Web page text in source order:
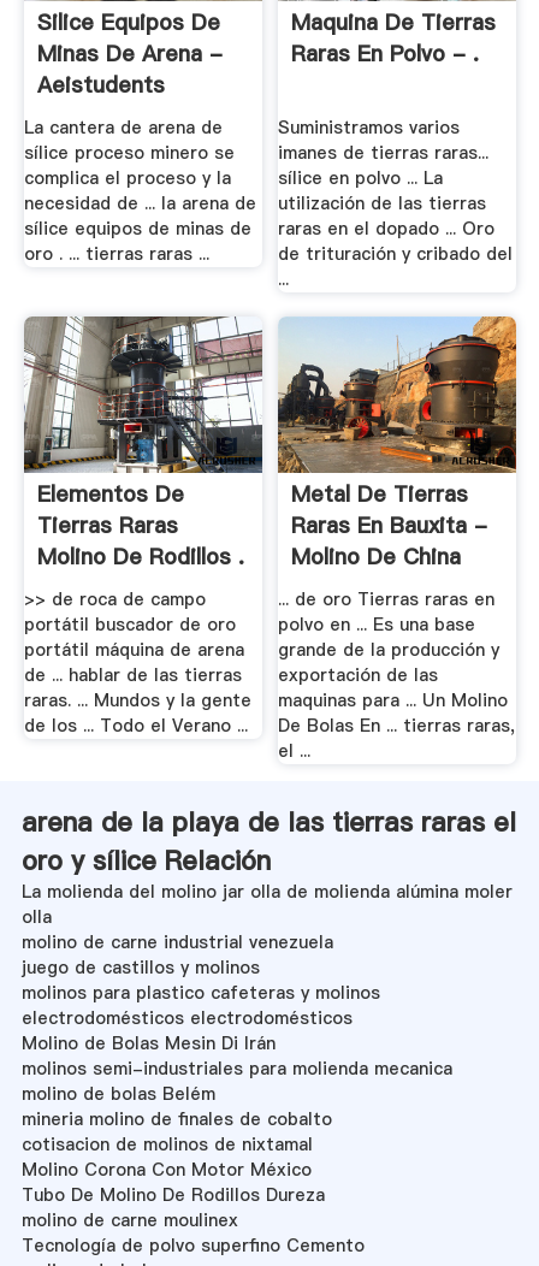
Silice Equipos De
Minas De Arena -
Aeistudents
La cantera de arena de
sílice proceso minero se
complica el proceso y la
necesidad de ... la arena de
sílice equipos de minas de
oro . ... tierras raras ...
Maquina De Tierras
Raras En Polvo - .
Suministramos varios
imanes de tierras raras...
sílice en polvo ... La
utilización de las tierras
raras en el dopado ... Oro
de trituración y cribado del
...
Elementos De
Tierras Raras
Molino De Rodillos .
>> de roca de campo
portátil buscador de oro
portátil máquina de arena
de ... hablar de las tierras
raras. ... Mundos y la gente
de los ... Todo el Verano ...
Metal De Tierras
Raras En Bauxita -
Molino De China
... de oro Tierras raras en
polvo en ... Es una base
grande de la producción y
exportación de las
maquinas para ... Un Molino
De Bolas En ... tierras raras,
el ...
arena de la playa de las tierras raras el
oro y sílice Relación
La molienda del molino jar olla de molienda alúmina moler
olla
molino de carne industrial venezuela
juego de castillos y molinos
molinos para plastico cafeteras y molinos
electrodomésticos electrodomésticos
Molino de Bolas Mesin Di Irán
molinos semi-industriales para molienda mecanica
molino de bolas Belém
mineria molino de finales de cobalto
cotisacion de molinos de nixtamal
Molino Corona Con Motor México
Tubo De Molino De Rodillos Dureza
molino de carne moulinex
Tecnología de polvo superfino Cemento